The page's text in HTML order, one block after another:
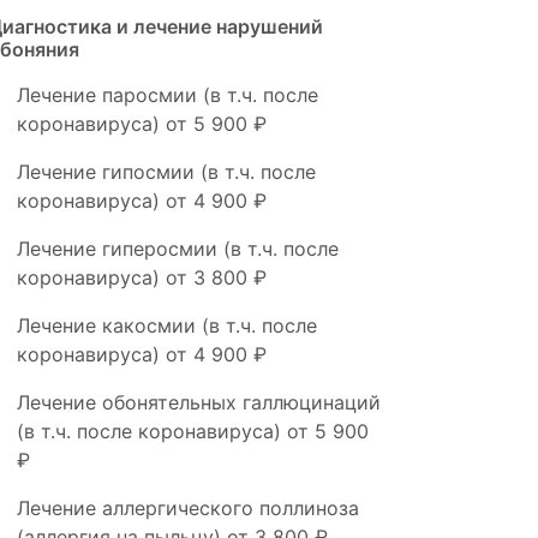
и лечение нарушений
Лечение паросмии (в т.ч. после
коронавируса) от 5 900 ₽
Лечение гипосмии (в т.ч. после
коронавируса) от 4 900 ₽
Лечение гиперосмии (в т.ч. после
коронавируса) от 3 800 ₽
Лечение какосмии (в т.ч. после
коронавируса) от 4 900 ₽
Лечение обонятельных галлюцинаций
(в т.ч. после коронавируса) от 5 900
₽
Лечение аллергического поллиноза